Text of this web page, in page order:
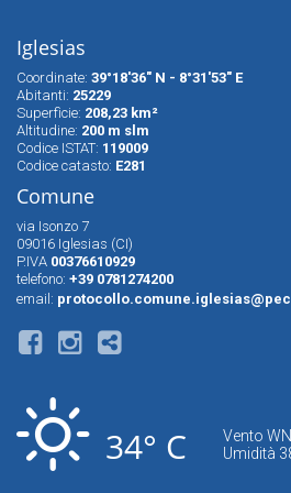
Iglesias
Coordinate: 39°18'36" N - 8°31'53" E
Abitanti: 25229
Superfìcie: 208,23 km²
Altitudine: 200 m slm
Codice ISTAT: 119009
Codice catasto: E281
Comune
via Isonzo 7
09016 Iglesias (CI)
P.IVA 00376610929
telefono: +39 0781274200
email:
34° C
Vento
Umidità